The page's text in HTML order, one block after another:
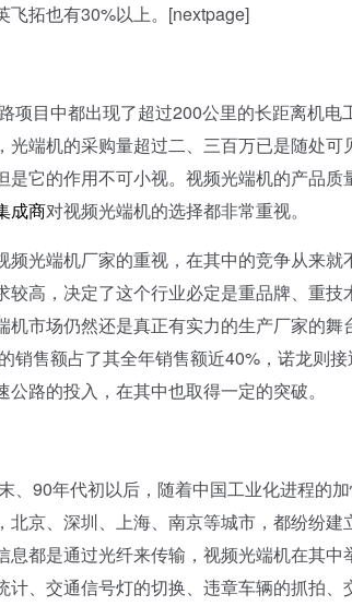
飞拓也有30%以上。[nextpage]
目中都出现了超过200公里的长距离机电
端机的采购量超过二、三百万已是随处
它的作用不可小视。视频光端机的产品
成商对视频光端机的选择都非常重视。
端机厂家的重视，在其中的竞争从来就不
较高，决定了这个行业必定是重品牌、重
市场仍然还是真正有实力的生产厂家的
销售额占了其全年销售额近40%，诺龙则接
路的投入，在其中也取得一定的突破。
90年代初以后，随着中国工业化进程的
北京、深圳、上海、南京等城市，都纷纷
息都是通过光纤来传输，视频光端机在其
计、交通信号灯的切换、违章车辆的抓拍